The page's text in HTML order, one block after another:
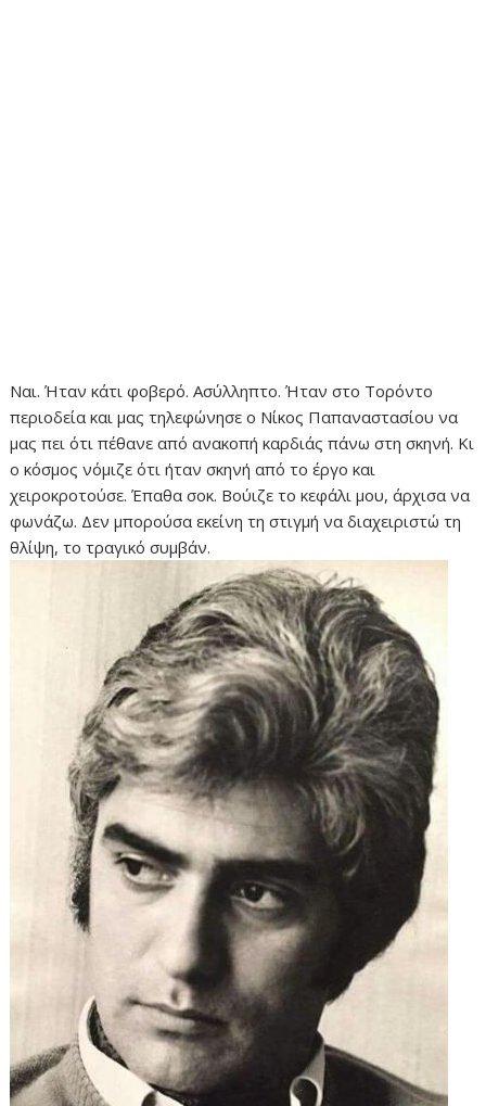
Ναι. Ήταν κάτι φοβερό. Ασύλληπτο. Ήταν στο Τορόντο
περιοδεία και μας τηλεφώνησε ο Νίκος Παπαναστασίου να
μας πει ότι πέθανε από ανακοπή καρδιάς πάνω στη σκηνή. Κι
ο κόσμος νόμιζε ότι ήταν σκηνή από το έργο και
χειροκροτούσε. Έπαθα σοκ. Βούιζε το κεφάλι μου, άρχισα να
φωνάζω. Δεν μπορούσα εκείνη τη στιγμή να διαχειριστώ τη
θλίψη, το τραγικό συμβάν.